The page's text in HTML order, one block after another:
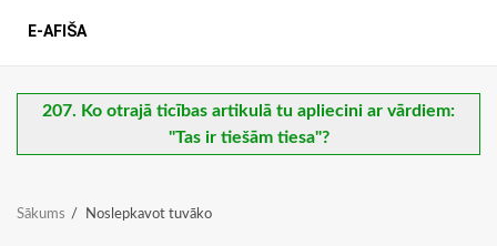
E-AFIŠA
207. Ko otrajā ticības artikulā tu apliecini ar vārdiem:
"Tas ir tiešām tiesa"?
Sākums Noslepkavot tuvāko